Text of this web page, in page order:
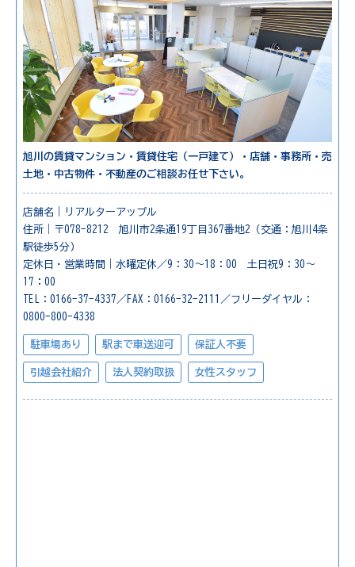
旭川の賃貸マンション・賃貸住宅（一戸建て）・店舗・事務所・売
土地・中古物件・不動産のご相談お任せ下さい。
店舗名｜リアルターアップル
住所｜〒078-8212 旭川市2条通19丁目367番地2（交通：旭川4条
駅徒歩5分）
定休日・営業時間｜水曜定休／9：30～18：00 土日祝9：30～
17：00
TEL：0166-37-4337／FAX：0166-32-2111／フリーダイヤル：
0800-800-4338
駐車場あり 駅まで車送迎可 保証人不要
引越会社紹介 法人契約取扱 女性スタッフ